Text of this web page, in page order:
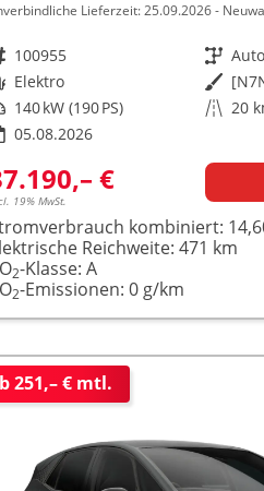
Lieferzeit:25.09.2026
100955 Getriebe
Elektro Außenfarbe
140 kW (190 PS) Kilometerstand 20
05.08.2026
€
19% MwSt.
kombiniert:
Reichweite: 471 km
2-Klasse: A
2-Emissionen:0 g/km
251,– € mtl.